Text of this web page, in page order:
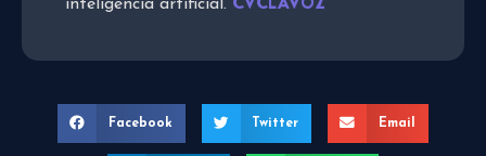
inteligencia artificial.
Facebook Twitter Email